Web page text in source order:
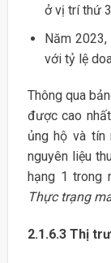
ở vị trí thứ
Năm
với tỷ lệ
Thông qua
được cao
ủng hộ và tín
nguyên liệu
hạng 1 trong
Thực trạng
2.1.6.3 Thị